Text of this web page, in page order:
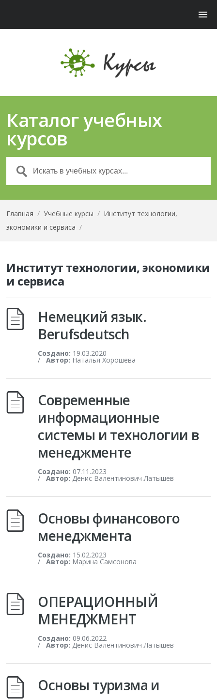
Каталог учебных
курсов
Главная / Учебные курсы / Институт технологии,
экономики и сервиса /
Институт технологии, экономики
и сервиса
Немецкий язык.
Berufsdeutsch
Создано: 19.03.2020
/ Автор: Наталья Хорошева
Современные
информационные
системы и технологии в
менеджменте
Создано: 07.11.2023
/ Автор: Денис Валентинович Латышев
Основы финансового
менеджмента
Создано: 15.02.2023
/ Автор: Марина Самсонова
ОПЕРАЦИОННЫЙ
МЕНЕДЖМЕНТ
Создано: 09.06.2022
/ Автор: Денис Валентинович Латышев
Основы туризма и